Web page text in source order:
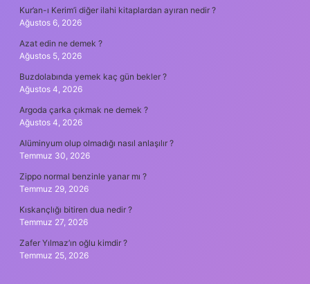
Kur’an-ı Kerim’i diğer ilahi kitaplardan ayıran nedir ?
Ağustos 6, 2026
Azat edin ne demek ?
Ağustos 5, 2026
Buzdolabında yemek kaç gün bekler ?
Ağustos 4, 2026
Argoda çarka çıkmak ne demek ?
Ağustos 4, 2026
Alüminyum olup olmadığı nasıl anlaşılır ?
Temmuz 30, 2026
Zippo normal benzinle yanar mı ?
Temmuz 29, 2026
Kıskançlığı bitiren dua nedir ?
Temmuz 27, 2026
Zafer Yılmaz’ın oğlu kimdir ?
Temmuz 25, 2026